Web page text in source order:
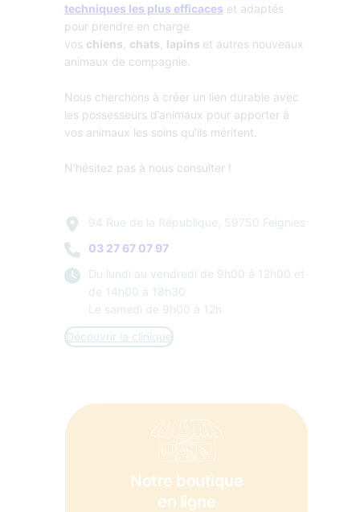
techniques les plus efficaces et adaptés
pour prendre en charge
vos chiens chats lapins et autres nouveaux
animaux de compagnie.
Nous cherchons à créer un lien durable avec
les possesseurs d’animaux pour apporter à
vos animaux les soins qu’ils méritent.
N’hésitez pas à nous consulter !
94 Rue de la République, 59750 Feignies
03 27 67 07 97
Du lundi au vendredi de 9h00 à 12h00 et
de 14h00 à 18h30
Le samedi de 9h00 à 12h
Découvrir la clinique
Notre boutique
en ligne